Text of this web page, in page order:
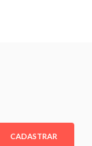
CADASTRAR